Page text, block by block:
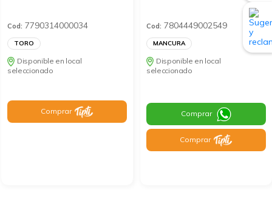
Cod: 7790314000034
TORO
Disponible en local
seleccionado
Comprar
Cod: 7804449002549
MANCURA
Disponible en local
seleccionado
Comprar
Comprar